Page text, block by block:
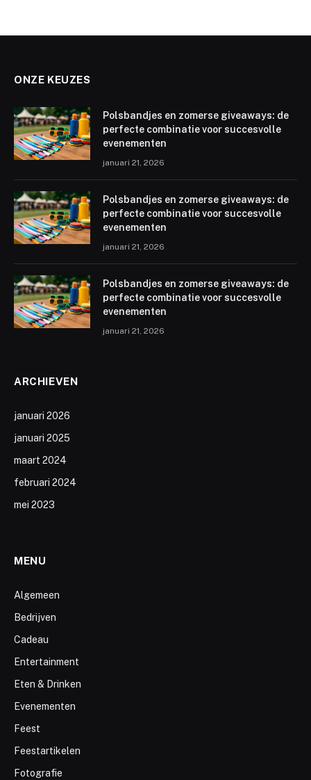
ONZE KEUZES
Polsbandjes en zomerse giveaways: de
perfecte combinatie voor succesvolle
evenementen
januari 21, 2026
Polsbandjes en zomerse giveaways: de
perfecte combinatie voor succesvolle
evenementen
januari 21, 2026
Polsbandjes en zomerse giveaways: de
perfecte combinatie voor succesvolle
evenementen
januari 21, 2026
ARCHIEVEN
januari 2026
januari 2025
maart 2024
februari 2024
mei 2023
MENU
Algemeen
Bedrijven
Cadeau
Entertainment
Eten & Drinken
Evenementen
Feest
Feestartikelen
Fotografie